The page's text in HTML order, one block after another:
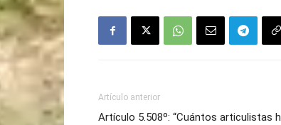
Artículo anterior
Artículo 5.508º: “Cuántos articulistas